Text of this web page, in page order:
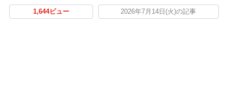
1,644ビュー 2026年7月14日(火)の記事